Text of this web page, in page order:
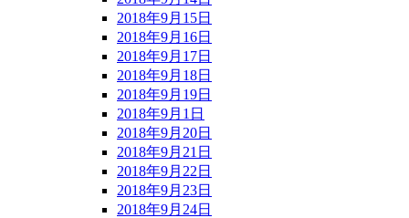
2018年9月15日
2018年9月16日
2018年9月17日
2018年9月18日
2018年9月19日
2018年9月1日
2018年9月20日
2018年9月21日
2018年9月22日
2018年9月23日
2018年9月24日